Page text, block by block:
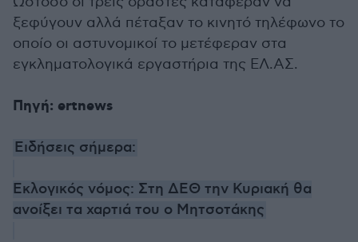
ξεφύγουν αλλά πέταξαν το κινητό τηλέφωνο το
οποίο οι αστυνομικοί το μετέφεραν στα
εγκληματολογικά εργαστήρια της ΕΛ.ΑΣ.
Πηγή: ertnews
Ειδήσεις σήμερα:
Εκλογικός νόμος: Στη ΔΕΘ την Κυριακή θα
ανοίξει τα χαρτιά του ο Μητσοτάκης